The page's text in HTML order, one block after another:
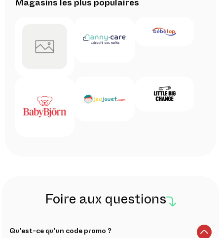
Magasins les plus populaires
Foire aux questions
Qu'est-ce qu'un code promo ?